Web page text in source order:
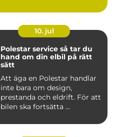
10. jul
Polestar service så tar du
hand om din elbil på rätt
sätt
Att äga en Polestar handlar
inte bara om design,
prestanda och eldrift. För att
bilen ska fortsätta ...